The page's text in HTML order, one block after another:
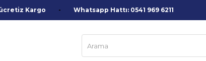
Kargo Whatsapp Hattı: 0541 969 6211